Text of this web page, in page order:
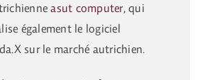
asut computer, qui
également le logiciel
sur le marché autrichien.